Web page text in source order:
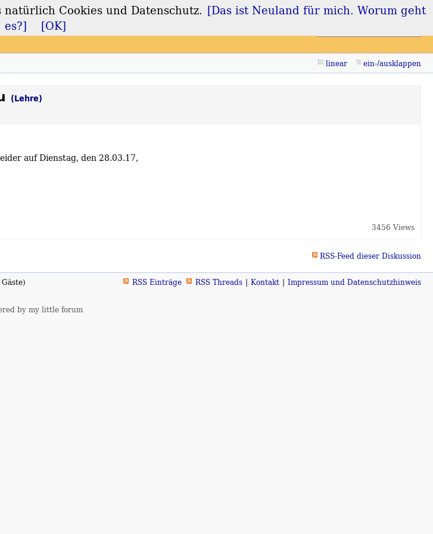
Login Registrieren
linear ein-/ausklappen
(Lehre)
auf Dienstag, den 28.03.17,
3456 Views
RSS-Feed dieser Diskussion
RSS Einträge RSS Threads Kontakt Impressum und Datenschutzhinweis
by my little forum
Cookies und Datenschutz. [Das ist Neuland für mich. Worum geht
es?]
[OK]